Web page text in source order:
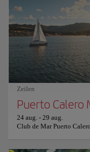
Zeilen
Puerto Calero
24 aug. - 29 aug.
Club de Mar Puerto Calero